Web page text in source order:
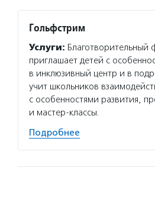
Гольфстрим
Услуги: Благотворительный
приглашает детей с
в инклюзивный центр и в
учит школьников
с особенностями развития,
и мастер-классы.
Подробнее